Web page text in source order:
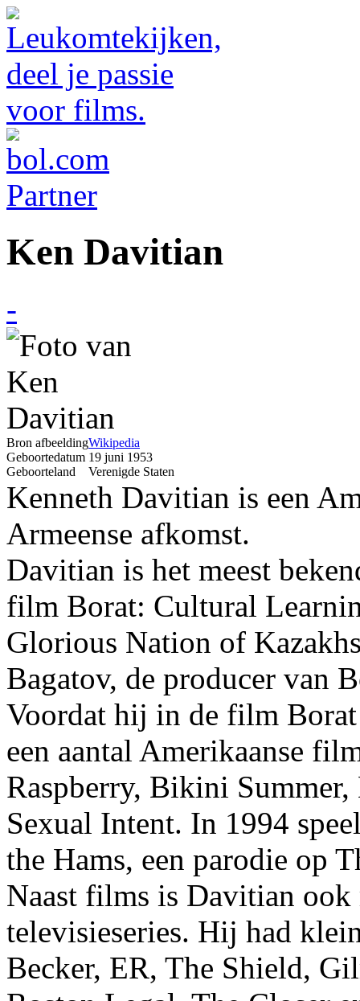
Ken Davitian
-
Bron afbeeldingWikipedia
Geboortedatum 19 juni 1953
Geboorteland
Verenigde Staten
Kenneth Davitian is een
Armeense afkomst.
Davitian is het meest
film Borat: Cultural
Glorious Nation of
Bagatov, de producer van
Voordat hij in de film
een aantal Amerikaanse
Raspberry, Bikini
Sexual Intent. In 1994
the Hams, een parodie op
Naast films is Davitian
televisieseries. Hij had
Becker, ER, The Shield,